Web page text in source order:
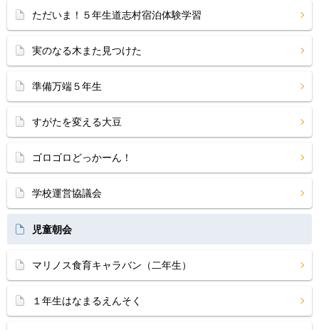
ただいま！５年生道志村宿泊体験学習
実のなる木また見つけた
準備万端５年生
すがたを変える大豆
ゴロゴロどっかーん！
学校運営協議会
児童朝会
マリノス食育キャラバン（二年生）
１年生はなまるえんそく